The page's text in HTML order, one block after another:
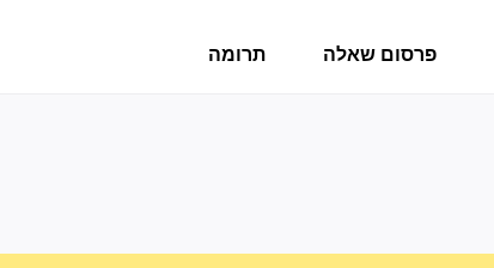
פרסום שאלה תרומה